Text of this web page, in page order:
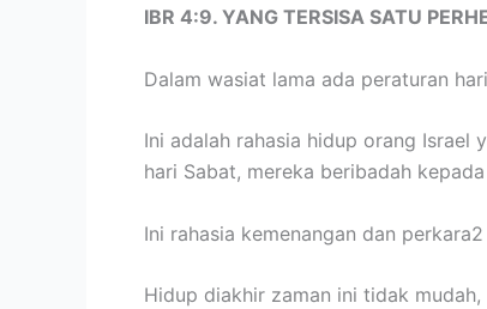
IBR 4:9. YANG TERSISA SATU
Dalam wasiat lama ada peraturan
Ini adalah rahasia hidup orang Israel
hari Sabat, mereka beribadah
Ini rahasia kemenangan dan
Hidup diakhir zaman ini tidak